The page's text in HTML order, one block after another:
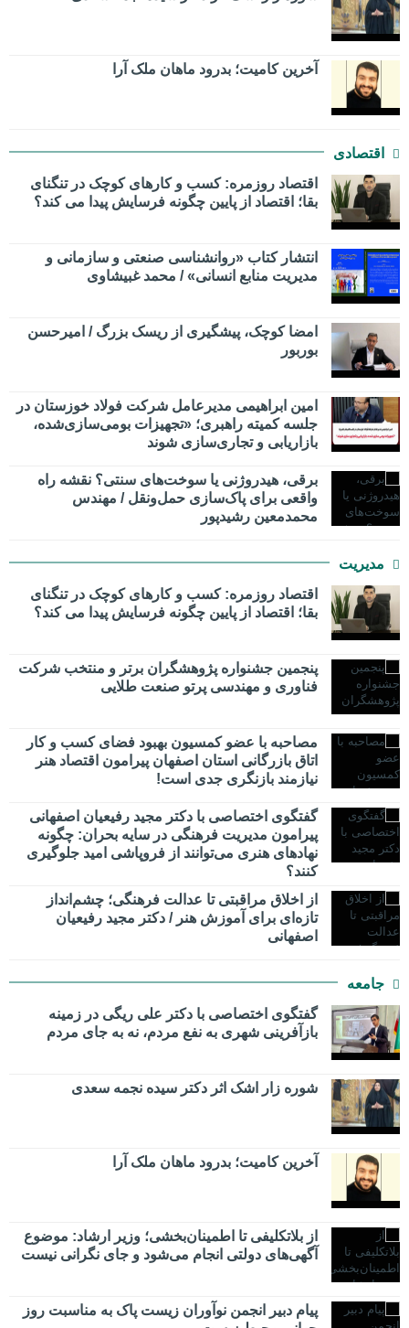
​آخرین کامیت؛ بدرود ماهان ملک آرا
اقتصادی
اقتصاد روزمره: کسب‌ و کارهای کوچک در تنگنای
بقا؛ اقتصاد از پایین چگونه فرسایش پیدا می کند؟
انتشار کتاب «روانشناسی صنعتی و سازمانی و
مدیریت منابع انسانی» / محمد غبیشاوی
امضا کوچک، پیشگیری از ریسک بزرگ / امیرحسن
بوربور
امین ابراهیمی مدیرعامل شرکت فولاد خوزستان در
جلسه کمیته راهبری؛ «تجهیزات بومی‌سازی‌شده،
بازاریابی و تجاری‌سازی شوند
برقی، هیدروژنی یا سوخت‌های سنتی؟ نقشه راه
واقعی برای پاک‌سازی حمل‌ونقل / مهندس
محمدمعین رشیدپور
مدیریت
اقتصاد روزمره: کسب‌ و کارهای کوچک در تنگنای
بقا؛ اقتصاد از پایین چگونه فرسایش پیدا می کند؟
پنجمین جشنواره پژوهشگران برتر و منتخب شرکت
فناوری و مهندسی پرتو صنعت طلایی
مصاحبه با عضو کمسیون بهبود فضای کسب و کار
اتاق بازرگانی استان اصفهان پیرامون اقتصاد هنر
نیازمند بازنگری جدی است!
گفتگوی اختصاصی با دکتر مجید رفیعیان اصفهانی
پیرامون مدیریت فرهنگی در سایه بحران: چگونه
نهادهای هنری می‌توانند از فروپاشی امید جلوگیری
کنند؟
از اخلاق مراقبتی تا عدالت فرهنگی؛ چشم‌انداز
تازه‌ای برای آموزش هنر / دکتر مجید رفیعیان
اصفهانی
جامعه
گفتگوی اختصاصی با دکتر علی ریگی در زمینه
بازآفرینی شهری به نفع مردم، نه به جای مردم
شوره زار اشک اثر دکتر سیده نجمه سعدی
​آخرین کامیت؛ بدرود ماهان ملک آرا
از بلاتکلیفی تا اطمینان‌بخشی؛ وزیر ارشاد: موضوع
آگهی‌های دولتی انجام می‌شود و جای نگرانی نیست
پیام دبیر انجمن نوآوران زیست پاک به مناسبت روز